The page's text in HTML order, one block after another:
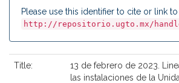
Please use this identifier to cite or link
http://repositorio.ugto.mx/
Title:
13 de febrero de 2023.
las instalaciones de la